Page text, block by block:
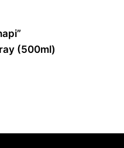
(500ml)